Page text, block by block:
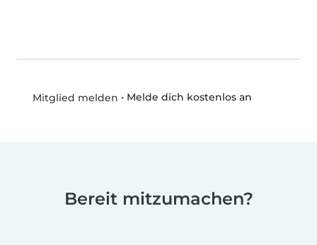
Mitglied melden • Melde dich kostenlos an
Bereit mitzumachen?